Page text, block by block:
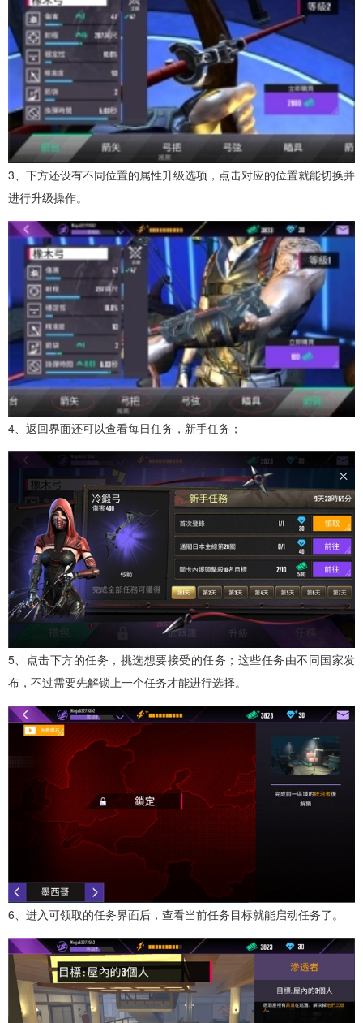
3、下方还设有不同位置的属性升级选项，点击对应的位置就能切换并
进行升级操作。
4、返回界面还可以查看每日任务，新手任务；
5、点击下方的任务，挑选想要接受的任务；这些任务由不同国家发
布，不过需要先解锁上一个任务才能进行选择。
6、进入可领取的任务界面后，查看当前任务目标就能启动任务了。